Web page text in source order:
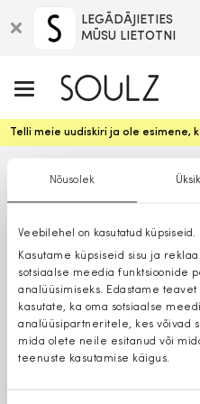
Nõusolek
Veebilehel on kasutatud küpsiseid.
Kasutame küpsiseid sisu ja
sotsiaalse meedia funktsioonide
analüüsimiseks. Edastame
kasutate, ka oma sotsiaalse
analüüsipartneritele, kes võivad
mida olete neile esitanud või
teenuste kasutamise käigus.
LEGĀDĀJIETIES
MŪSU LIETOTNI
Telli meie uudiskiri ja ole esimene,